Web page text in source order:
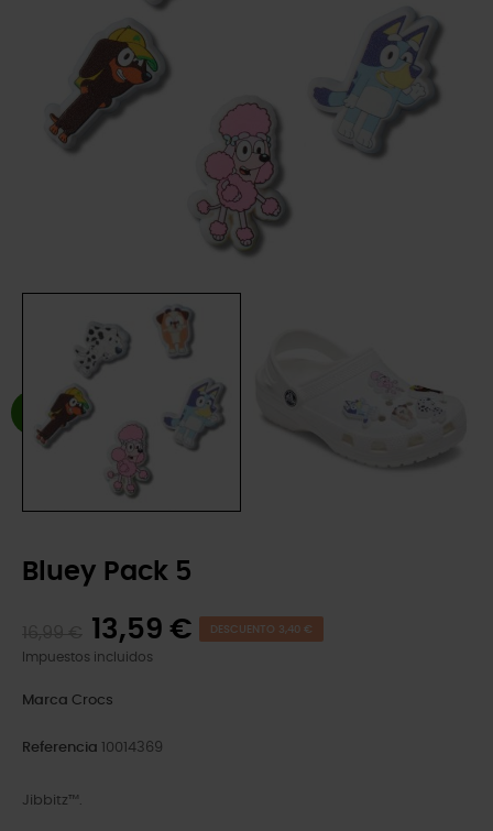
Bluey Pack 5
13,59 € DESCUENTO 3,40 €
Impuestos incluidos
Marca Crocs
Referencia 10014369
Jibbitz™.